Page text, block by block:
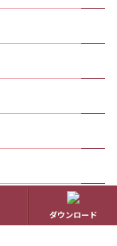
ダウンロード